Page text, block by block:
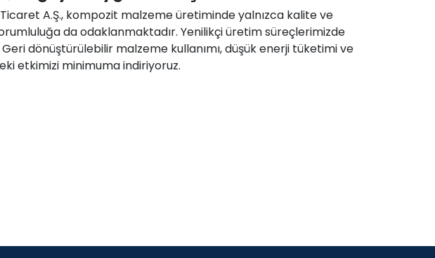
Ticaret A.Ş., kompozit malzeme üretiminde yalnızca kalite ve
da odaklanmaktadır. Yenilikçi üretim süreçlerimizde
dönüştürülebilir malzeme kullanımı, düşük enerji tüketimi ve
etkimizi minimuma indiriyoruz.